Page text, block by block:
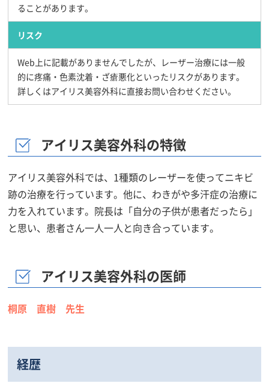
ることがあります。
リスク
Web上に記載がありませんでしたが、レーザー治療には一般
的に疼痛・色素沈着・ざ瘡悪化といったリスクがあります。
詳しくはアイリス美容外科に直接お問い合わせください。
アイリス美容外科の特徴
アイリス美容外科では、1種類のレーザーを使ってニキビ
跡の治療を行っています。他に、わきがや多汗症の治療に
力を入れています。院長は「自分の子供が患者だったら」
と思い、患者さん一人一人と向き合っています。
アイリス美容外科の医師
桐原 直樹 先生
経歴